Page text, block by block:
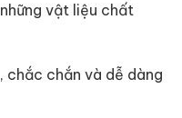
vật liệu chất
chắc chắn và dễ dàng